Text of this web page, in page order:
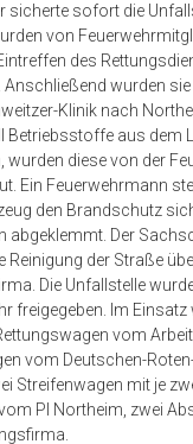
sicherte sofort die
von
des
wurden
Klinik nach
Betriebsstoffe aus dem
diese von der
Ein Feuerwehrmann
den Brandschutz
abgeklemmt. Der
Reinigung der Straße
Die Unfallstelle
freigegeben. Im Einsatz
vom
vom Deutschen-
Streifenwagen mit je
PI Northeim, zwei